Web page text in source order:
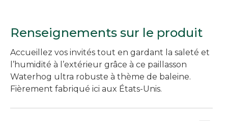
Renseignements sur le produit
Accueillez vos invités tout en gardant la saleté et
l’humidité à l’extérieur grâce à ce paillasson
Waterhog ultra robuste à thème de baleine.
Fièrement fabriqué ici aux États-Unis.